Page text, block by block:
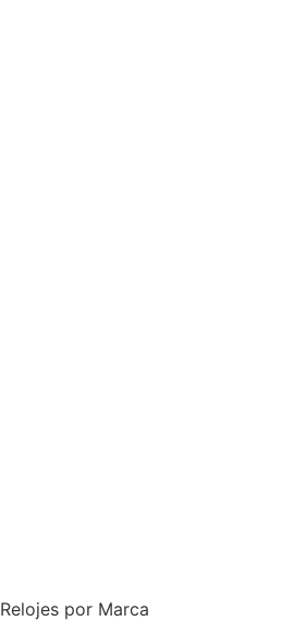
Relojes por Marca